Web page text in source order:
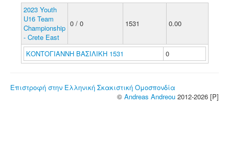
2023 Youth
U16 Team
Championship
- Crete East
0 / 0 1531 0.00
ΚΟΝΤΟΓΙΑΝΝΗ ΒΑΣΙΛΙΚΗ 1531 0
Επιστροφή στην Ελληνική Σκακιστική Ομοσπονδία
© Andreas Andreou 2012-2026 [P]